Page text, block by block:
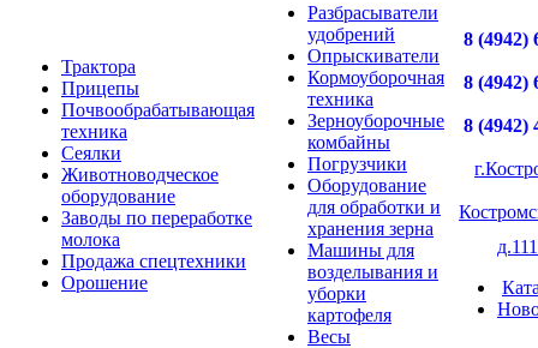
Трактора
Прицепы
Почвообрабатывающая
техника
Сеялки
Животноводческое
оборудование
Заводы по переработке
молока
Продажа спецтехники
Орошение
Разбрасыватели
удобрений
Опрыскиватели
Кормоуборочная
техника
Зерноуборочные
комбайны
Погрузчики
Оборудование
для обработки и
хранения зерна
Машины для
возделывания и
уборки
картофеля
Весы
8 (4942)
8 (4942)
8 (4942)
д.111